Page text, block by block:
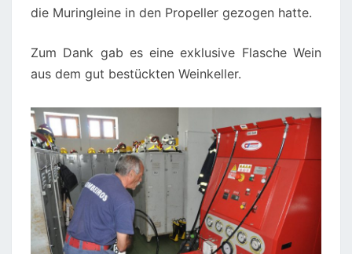
die Muringleine in den Propeller gezogen hatte.
Zum Dank gab es eine exklusive Flasche Wein
aus dem gut bestückten Weinkeller.